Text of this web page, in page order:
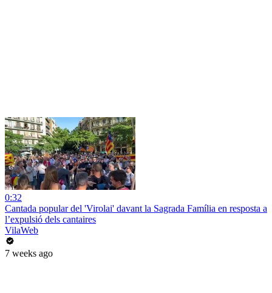
0:32
Cantada popular del 'Virolai' davant la Sagrada Família en resposta a
l’expulsió dels cantaires
VilaWeb
7 weeks ago